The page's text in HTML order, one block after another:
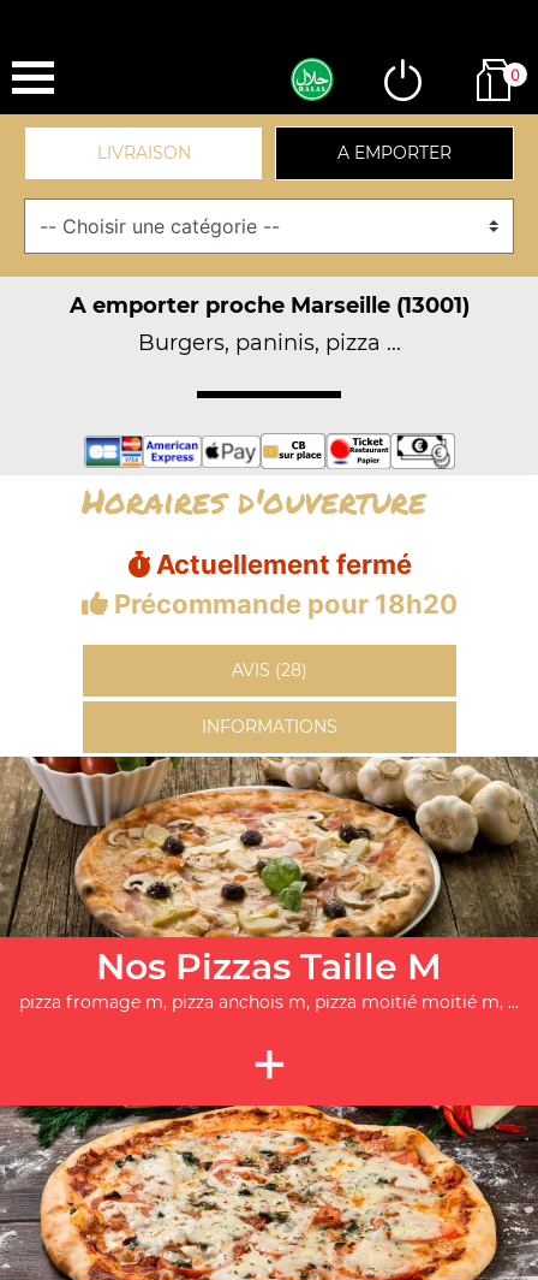
0
LIVRAISON A EMPORTER
A emporter proche Marseille (13001)
Burgers, paninis, pizza ...
Horaires d'ouverture
Actuellement fermé
Précommande pour 18h20
AVIS (28)
INFORMATIONS
Nos Pizzas Taille M
pizza fromage m, pizza anchois m, pizza moitié moitié m, ...
+